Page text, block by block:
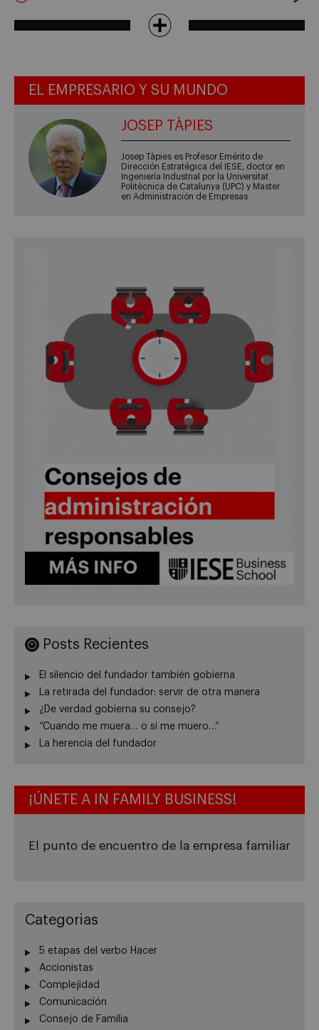
EL EMPRESARIO Y SU MUNDO
JOSEP TÀPIES
Josep Tàpies es Profesor Emérito de
Dirección Estratégica del IESE, doctor en
Ingeniería Industrial por la Universitat
Politècnica de Catalunya (UPC) y Master
en Administración de Empresas
Posts Recientes
El silencio del fundador también gobierna
La retirada del fundador: servir de otra manera
¿De verdad gobierna su consejo?
“Cuando me muera… o si me muero…”
La herencia del fundador
¡ÚNETE A IN FAMILY BUSINESS!
El punto de encuentro de la empresa familiar
Categorias
5 etapas del verbo Hacer
Accionistas
Complejidad
Comunicación
Consejo de Familia